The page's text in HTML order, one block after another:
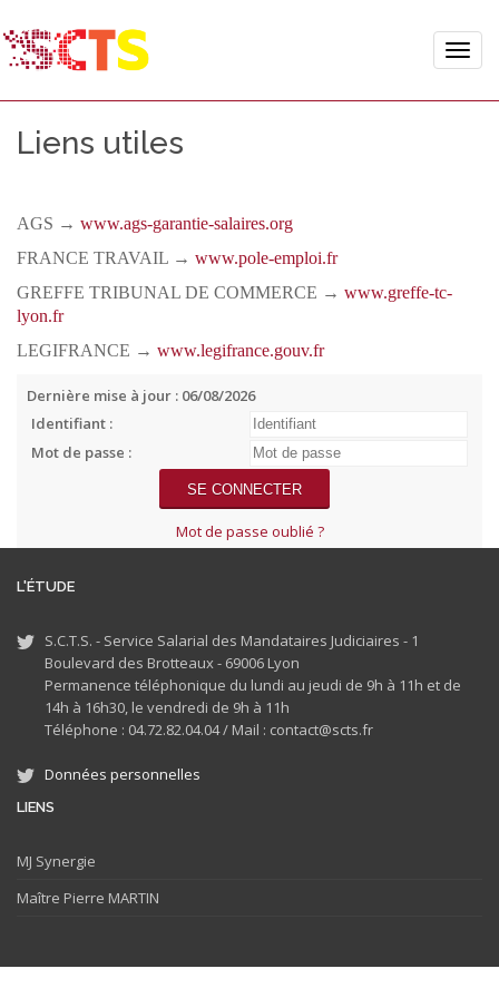
Toggle
Liens utiles
AGS → www.ags-garantie-salaires.org
FRANCE TRAVAIL → www.pole-emploi.fr
GREFFE TRIBUNAL DE COMMERCE → www.greffe-tc-
lyon.fr
LEGIFRANCE → www.legifrance.gouv.fr
Dernière mise à jour : 06/08/2026
Identifiant :
Mot de passe :
Mot de passe oublié ?
L'ÉTUDE
S.C.T.S. - Service Salarial des Mandataires Judiciaires - 1
Boulevard des Brotteaux - 69006 Lyon
Permanence téléphonique du lundi au jeudi de 9h à 11h et de
14h à 16h30, le vendredi de 9h à 11h
Téléphone : 04.72.82.04.04 / Mail : contact@scts.fr
Données personnelles
LIENS
MJ Synergie
Maître Pierre MARTIN